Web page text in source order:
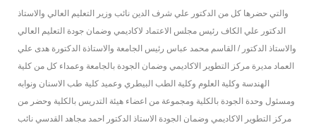
والتي حضرها كل من الدكتور علي شرف الدين نائب وزير التعليم العالي والاستاذ
الدكتور علي الكاف رئيس مجلس الاعتماد لاكاديمي وضمان جودة التعليم العالي
والاستاذ الدكتور / القاسم محمد عباس رئيس الجامعة والاستاذة الدكتورة هدى علي
العماد مديرة مركز التطوير الاكاديمي وضمان الجودة بالجامعة وعمداء كل من كلية
الهندسة وكلية العلوم وكلية الطب البيطري وعميد كلية طب الاسنان ونوابه
ومسئول وحدة الجودة بالكلية ومجموعة من اعضاء هيئة التدريس بالكلية وحضر من
مركز التطوير الاكاديمي وضمان الجودة الاستاذ الدكتور احمد مجاهد القدسي نائب